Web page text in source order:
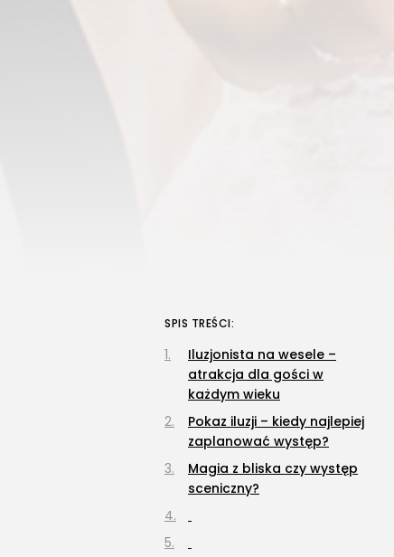
SPIS TREŚCI:
Iluzjonista na wesele –
atrakcja dla gości w
każdym wieku
Pokaz iluzji – kiedy najlepiej
zaplanować występ?
Magia z bliska czy występ
sceniczny?